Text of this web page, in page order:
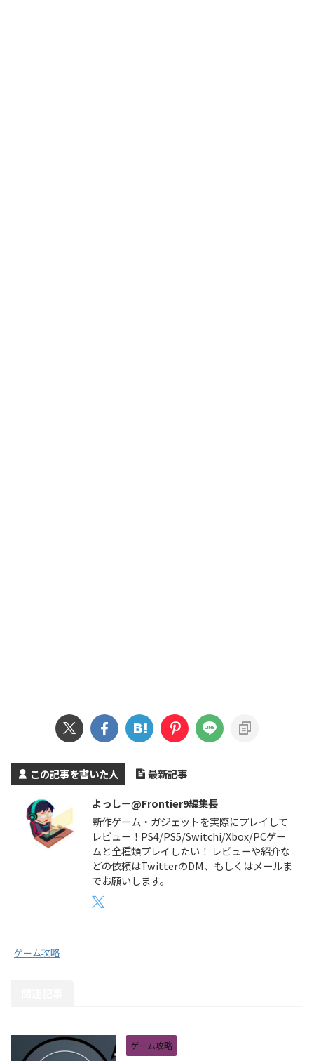
この記事を書いた人
最新記事
よっしー@Frontier9編集長
新作ゲーム・ガジェットを実際にプレイして
レビュー！PS4/PS5/Switchi/Xbox/PCゲー
ムと全種類プレイしたい！ レビューや紹介な
どの依頼はTwitterのDM、もしくはメールま
でお願いします。
-ゲーム攻略
ゲーム攻略